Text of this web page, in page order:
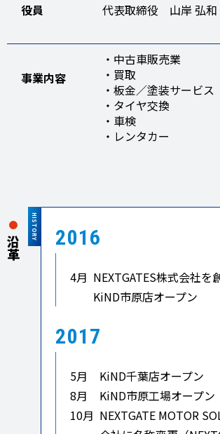
役員 代表取締役 山岸 弘和
事業内容
・中古車販売業
・買取
・板金／塗装サービス
・タイヤ交換
・車検
・レンタカー
沿革
HISTORY 2016
4月 NEXTGATES株式会社を
KiND市原店オープン
2017
5月
KiND千葉店オープン
8月
KiND市原工場オープン
10月 NEXTGATE MOTOR